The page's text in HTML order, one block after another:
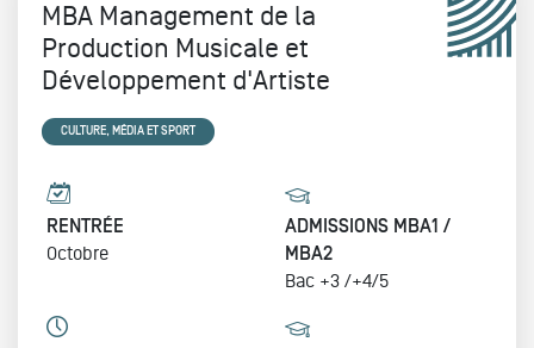
MBA Management de la
Production Musicale et
Développement d'Artiste
CULTURE, MÉDIA ET SPORT
RENTRÉE
Octobre
ADMISSIONS MBA1 /
MBA2
Bac +3 /+4/5